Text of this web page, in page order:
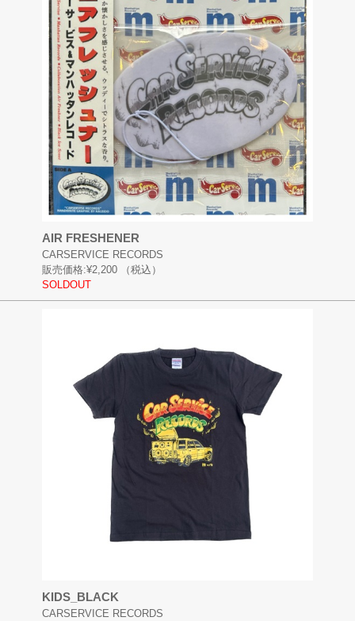
AIR FRESHENER
CARSERVICE RECORDS
販売価格:¥2,200
（税込）
SOLDOUT
KIDS_BLACK
CARSERVICE RECORDS